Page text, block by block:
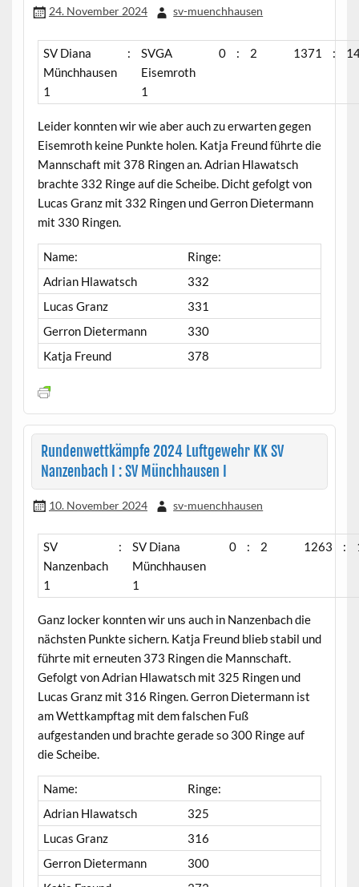
24. November 2024 sv-muenchhausen
SV Diana
Münchhausen
1
:
SVGA
Eisemroth
1
0 : 2 1371 :
Leider konnten wir wie aber auch zu erwarten gegen
Eisemroth keine Punkte holen. Katja Freund führte die
Mannschaft mit 378 Ringen an. Adrian Hlawatsch
brachte 332 Ringe auf die Scheibe. Dicht gefolgt von
Lucas Granz mit 332 Ringen und Gerron Dietermann
mit 330 Ringen.
Name:
Ringe:
Adrian Hlawatsch
332
Lucas Granz
331
Gerron Dietermann
330
Katja Freund
378
Rundenwettkämpfe 2024 Luftgewehr KK SV
Nanzenbach I : SV Münchhausen I
10. November 2024 sv-muenchhausen
SV
Nanzenbach
1
:
SV Diana
Münchhausen
1
0 : 2 1263 :
Ganz locker konnten wir uns auch in Nanzenbach die
nächsten Punkte sichern. Katja Freund blieb stabil und
führte mit erneuten 373 Ringen die Mannschaft.
Gefolgt von Adrian Hlawatsch mit 325 Ringen und
Lucas Granz mit 316 Ringen. Gerron Dietermann ist
am Wettkampftag mit dem falschen Fuß
aufgestanden und brachte gerade so 300 Ringe auf
die Scheibe.
Name:
Ringe:
Adrian Hlawatsch
325
Lucas Granz
316
Gerron Dietermann
300